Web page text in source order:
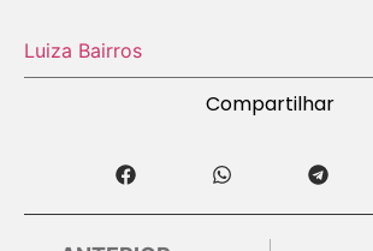
Luiza Bairros
Compartilhar